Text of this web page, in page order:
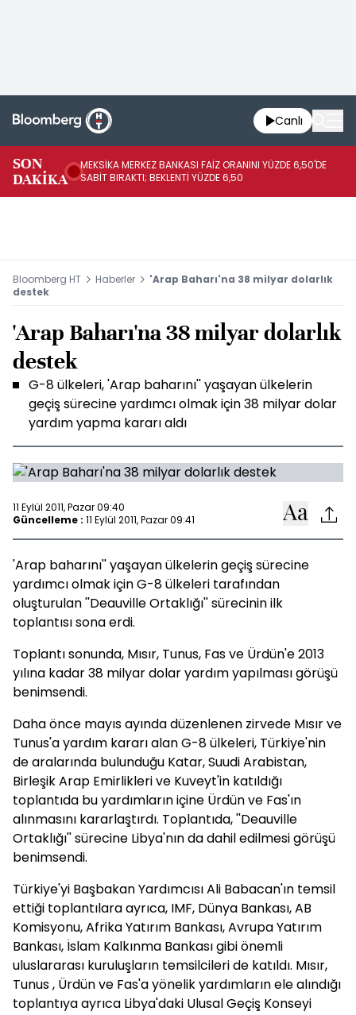
Canlı
SON
DAKİKA
MEKSİKA MERKEZ BANKASI FAİZ ORANINI YÜZDE 6,50'DE
SABİT BIRAKTI; BEKLENTİ YÜZDE 6,50
Bloomberg HT Haberler
'Arap Baharı'na 38 milyar dolarlık
destek
'Arap Baharı'na 38 milyar dolarlık
destek
G-8 ülkeleri, 'Arap baharını'' yaşayan ülkelerin
geçiş sürecine yardımcı olmak için 38 milyar dolar
yardım yapma kararı aldı
11 Eylül 2011, Pazar 09:40
Güncelleme : 11 Eylül 2011, Pazar 09:41
'Arap baharını'' yaşayan ülkelerin geçiş sürecine
yardımcı olmak için G-8 ülkeleri tarafından
oluşturulan ''Deauville Ortaklığı'' sürecinin ilk
toplantısı sona erdi.
Toplantı sonunda, Mısır, Tunus, Fas ve Ürdün'e 2013
yılına kadar 38 milyar dolar yardım yapılması görüşü
benimsendi.
Daha önce mayıs ayında düzenlenen zirvede Mısır ve
Tunus'a yardım kararı alan G-8 ülkeleri, Türkiye'nin
de aralarında bulunduğu Katar, Suudi Arabistan,
BirleşikArap Emirlikleri ve Kuveyt'in katıldığı
toplantıda bu yardımların içine Ürdün ve Fas'ın
alınmasını kararlaştırdı. Toplantıda, ''Deauville
Ortaklığı'' sürecine Libya'nın da dahil edilmesi görüşü
benimsendi.
Türkiye'yi Başbakan Yardımcısı Ali Babacan'ın temsil
ettiği toplantılara ayrıca, IMF, Dünya Bankası, AB
Komisyonu, Afrika Yatırım Bankası, Avrupa Yatırım
Bankası, İslam Kalkınma Bankası gibi önemli
uluslararası kuruluşların temsilcileri de katıldı. Mısır,
Tunus , Ürdün ve Fas'a yönelik yardımların ele alındığı
toplantıya ayrıca Libya'daki Ulusal Geçiş Konseyi